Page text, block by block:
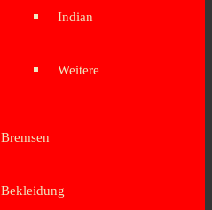
Indian
Weitere
Bremsen
Bekleidung